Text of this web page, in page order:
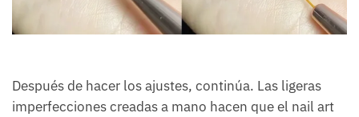
Después de hacer los ajustes, continúa. Las ligeras
imperfecciones creadas a mano hacen que el nail art